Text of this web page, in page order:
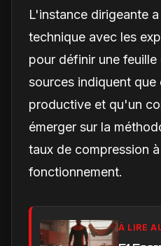
L'instance dirigeante
technique avec les
pour définir une
sources indiquent
productive et qu'un
émerger sur la
taux de compression
fonctionnement.
À LIRE